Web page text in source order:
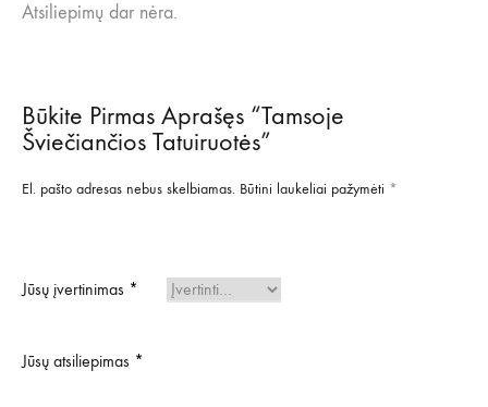
Atsiliepimų dar nėra.
Būkite Pirmas Aprašęs “Tamsoje
Šviečiančios Tatuiruotės”
El. pašto adresas nebus skelbiamas. Būtini laukeliai pažymėti *
Jūsų įvertinimas *
Jūsų atsiliepimas *